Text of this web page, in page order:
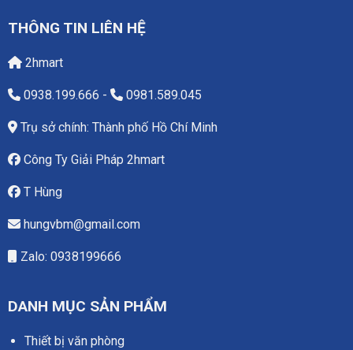
THÔNG TIN LIÊN HỆ
2hmart
0938.199.666 - 0981.589.045
Trụ sở chính: Thành phố Hồ Chí Minh
Công Ty Giải Pháp 2hmart
T Hùng
hungvbm@gmail.com
Zalo: 0938199666
DANH MỤC SẢN PHẨM
Thiết bị văn phòng